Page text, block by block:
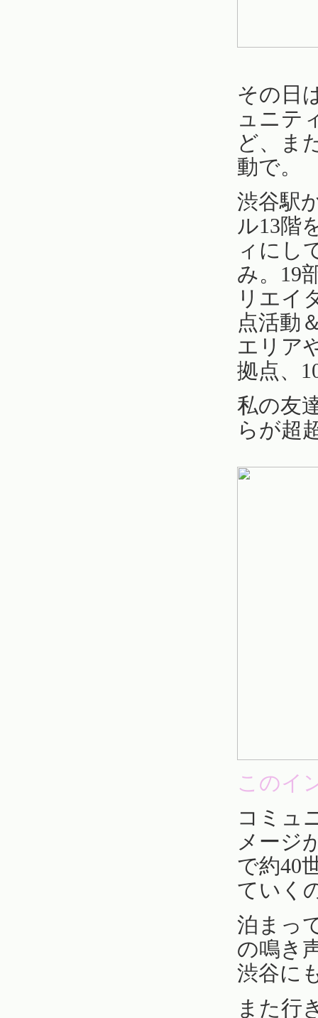
その日
ュニテ
ど、ま
動で。
渋谷駅
ル13階
ィにし
み。19
リエイ
点活動
エリア
拠点、
私の友
らが超
このイ
コミュ
メージ
で約40
ていく
泊まっ
の鳴き
渋谷に
また行